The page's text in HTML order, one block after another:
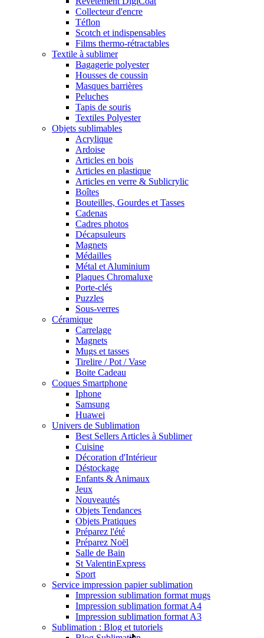
Collecteur d'encre
Téflon
Scotch et indispensables
Films thermo-rétractables
Textile à sublimer
Bagagerie polyester
Housses de coussin
Masques barrières
Peluches
Tapis de souris
Textiles Polyester
Objets sublimables
Acrylique
Ardoise
Articles en bois
Articles en plastique
Articles en verre & Sublicrylic
Boîtes
Bouteilles, Gourdes et Tasses
Cadenas
Cadres photos
Décapsuleurs
Magnets
Médailles
Métal et Aluminium
Plaques Chromaluxe
Porte-clés
Puzzles
Sous-verres
Céramique
Carrelage
Magnets
Mugs et tasses
Tirelire / Pot / Vase
Boite Cadeau
Coques Smartphone
Iphone
Samsung
Huawei
Univers de Sublimation
Best Sellers Articles à Sublimer
Cuisine
Décoration d'Intérieur
Déstockage
Enfants & Animaux
Jeux
Nouveautés
Objets Tendances
Objets Pratiques
Préparez l'été
Préparez Noël
Salle de Bain
St ValentinExpress
Sport
Service impression papier sublimation
Impression sublimation format mugs
Impression sublimation format A4
Impression sublimation format A3
Sublimation : Blog et tutoriels